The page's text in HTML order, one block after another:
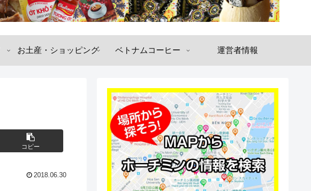
お土産・ショッピング ベトナムコーヒー 運営者情報
コピー
2018.06.30